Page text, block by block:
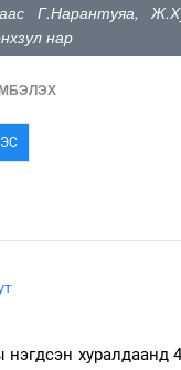
Г.Нарантуяа,
нар
хуралдаанд